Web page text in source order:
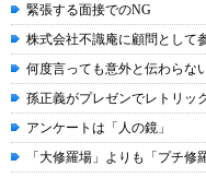
緊張する面接でのNG
株式会社不識庵に顧問として
何度言っても意外と伝わらな
孫正義がプレゼンでレトリッ
アンケートは「人の鏡」
「大修羅場」よりも「プチ修